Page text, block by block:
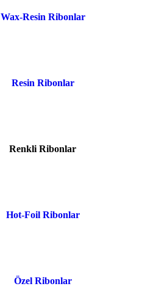
Wax-Resin Ribonlar
Resin Ribonlar
Renkli Ribonlar
Hot-Foil Ribonlar
Özel Ribonlar